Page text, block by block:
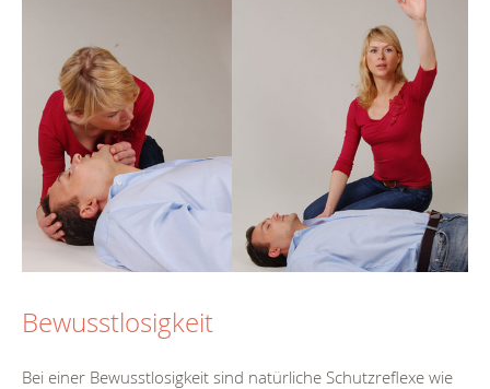
Bewusstlosigkeit
Bei einer Bewusstlosigkeit sind natürliche Schutzreflexe wie